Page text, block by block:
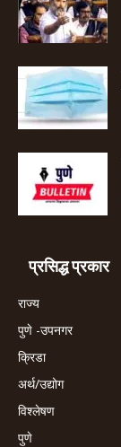
प्रसिद्ध प्रकार
राज्य
पुणे -उपनगर
क्रिडा
अर्थ/उद्योग
विश्लेषण
पुणे